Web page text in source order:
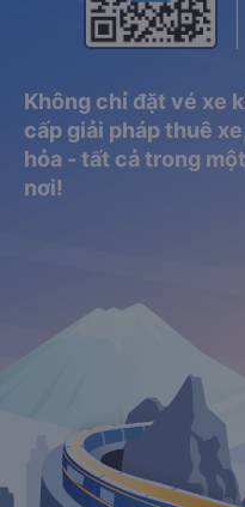
Không chỉ đặt vé xe
cấp giải pháp thuê
hỏa - tất cả trong
nơi!